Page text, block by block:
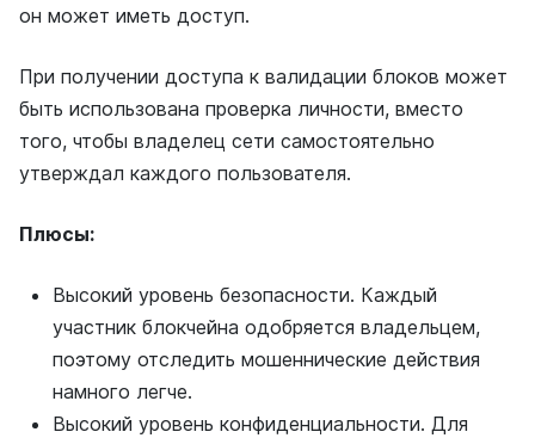
он может иметь доступ.
При получении доступа к валидации блоков может
быть использована проверка личности, вместо
того, чтобы владелец сети самостоятельно
утверждал каждого пользователя.
Плюсы:
Высокий уровень безопасности. Каждый
участник блокчейна одобряется владельцем,
поэтому отследить мошеннические действия
намного легче.
Высокий уровень конфиденциальности. Для